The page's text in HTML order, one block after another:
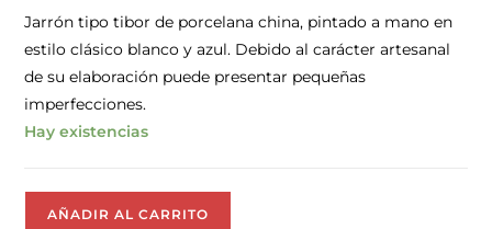
Jarrón tipo tibor de porcelana china, pintado a mano en
estilo clásico blanco y azul. Debido al carácter artesanal
de su elaboración puede presentar pequeñas
imperfecciones.
Hay existencias
AÑADIR AL CARRITO